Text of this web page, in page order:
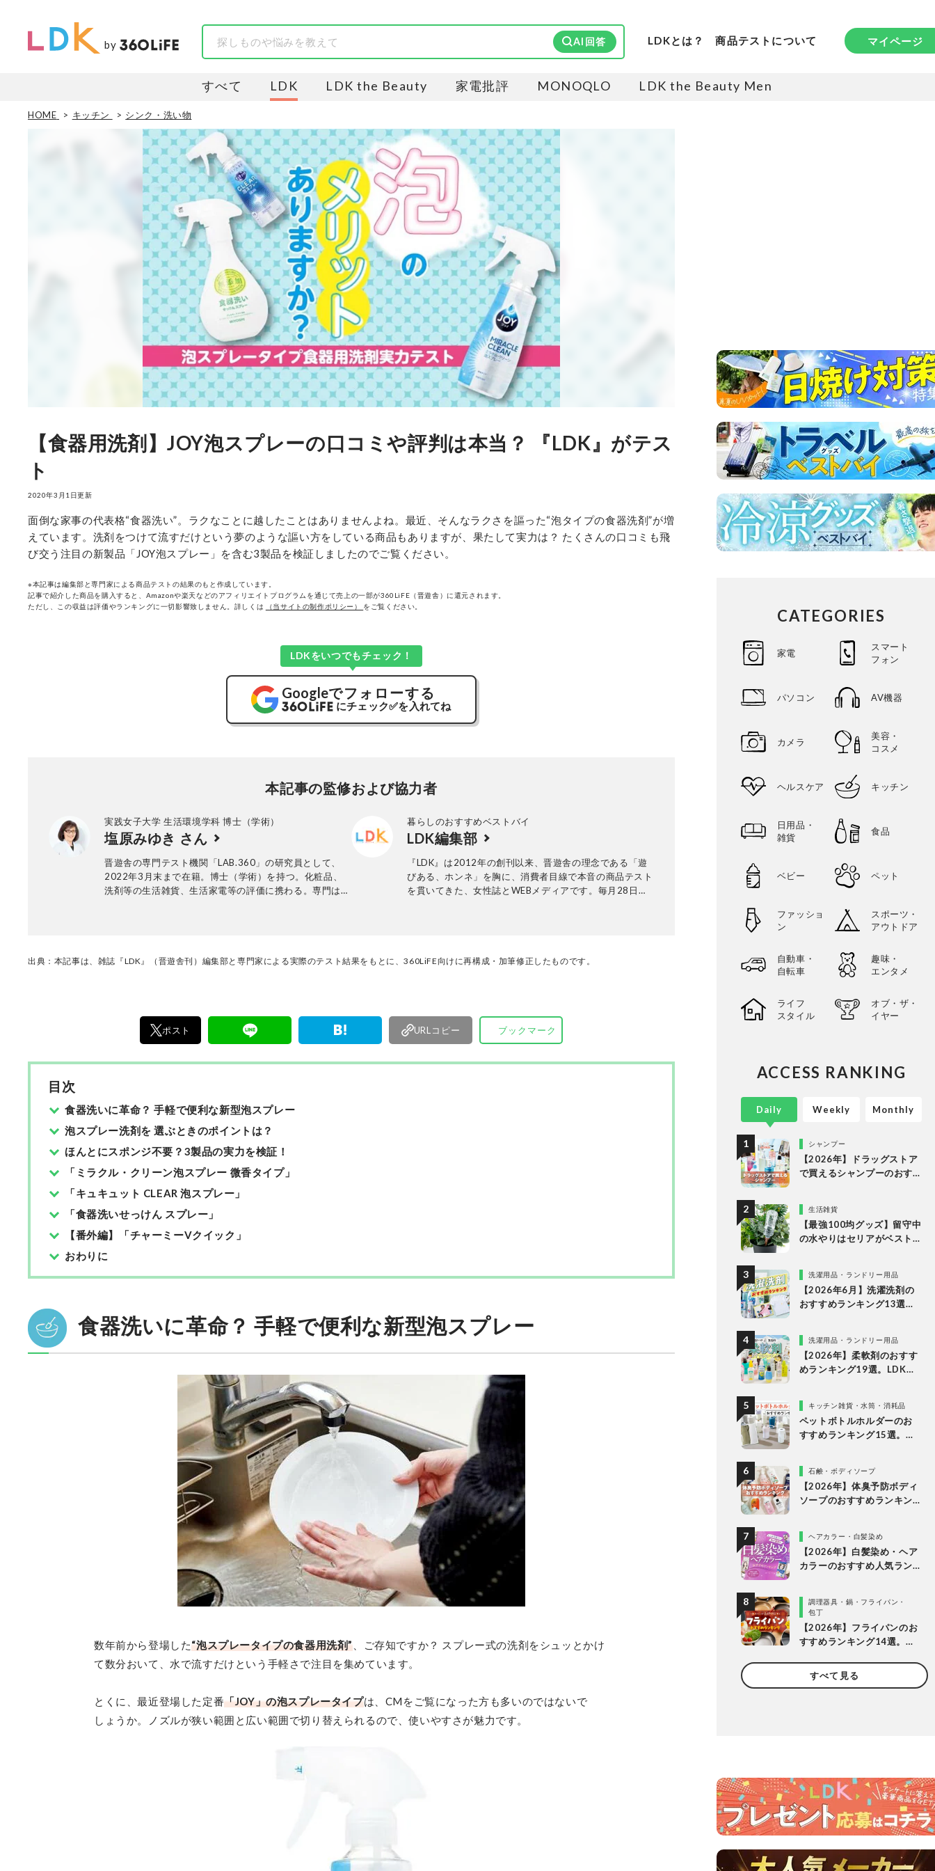
by AI回答 LDKとは？ 商品テストについて マイページ
すべて LDK LDK the Beauty 家電批評 MONOQLO LDK the Beauty Men
HOME キッチン シンク・洗い物
【食器用洗剤】JOY泡スプレーの口コミや評判は本当？ 『LDK』がテス
ト
2020年3月1日更新
面倒な家事の代表格“食器洗い”。ラクなことに越したことはありませんよね。最近、そんなラクさを謳った“泡タイプの食器洗剤”が増
えています。洗剤をつけて流すだけという夢のような謳い方をしている商品もありますが、果たして実力は？ たくさんの口コミも飛
び交う注目の新製品「JOY泡スプレー」を含む3製品を検証しましたのでご覧ください。
※本記事は編集部と専門家による商品テストの結果のもと作成しています。
記事で紹介した商品を購入すると、Amazonや楽天などのアフィリエイトプログラムを通じて売上の一部が360LiFE（晋遊舎）に還元されます。
ただし、この収益は評価やランキングに一切影響致しません。詳しくは
（当サイトの制作ポリシー） をご覧ください。
LDKをいつでもチェック！
Googleでフォローする
にチェック✅を入れてね
本記事の監修および協力者
実践女子大学 生活環境学科 博士（学術）
塩原みゆき さん
晋遊舎の専門テスト機関「LAB.360」の研究員として、
2022年3月末まで在籍。博士（学術）を持つ。化粧品、
洗剤等の生活雑貨、生活家電等の評価に携わる。専門は衣
暮らしのおすすめベストバイ
LDK編集部
『LDK』は2012年の創刊以来、晋遊舎の理念である「遊
びある、ホンネ」を胸に、消費者目線で本音の商品テスト
を貫いてきた、女性誌とWEBメディアです。毎月28日発
なたにお届け。編集長・高橋咲彩を中心に、11名以上の
出典：本記事は、雑誌『LDK』（晋遊舎刊）編集部と専門家による実際のテスト結果をもとに、360LiFE向けに再構成・加筆修正したものです。
ポスト URLコピー ブックマーク
目次
食器洗いに革命？ 手軽で便利な新型泡スプレー
泡スプレー洗剤を 選ぶときのポイントは？
ほんとにスポンジ不要？3製品の実力を検証！
「ミラクル・クリーン泡スプレー 微香タイプ」
「キュキュット CLEAR 泡スプレー」
「食器洗いせっけん スプレー」
【番外編】「チャーミーVクイック」
おわりに
食器洗いに革命？ 手軽で便利な新型泡スプレー
数年前から登場した“泡スプレータイプの食器用洗剤” 、ご存知ですか？ スプレー式の洗剤をシュッとかけ
て数分おいて、水で流すだけという手軽さで注目を集めています。
とくに、最近登場した定番「JOY」の泡スプレータイプは、CMをご覧になった方も多いのではないで
しょうか。ノズルが狭い範囲と広い範囲で切り替えられるので、使いやすさが魅力です。
CATEGORIES
家電
スマート
フォン
パソコン AV機器
カメラ
美容・
コスメ
ヘルスケア キッチン
日用品・
雑貨
食品
ベビー ペット
ファッショ
ン
スポーツ・
アウトドア
自動車・
自転車
趣味・
エンタメ
ライフ
スタイル
オブ・ザ・
イヤー
ACCESS RANKING
Daily
シャンプー
【2026年】ドラッグストア
で買えるシャンプーのおす
比較生活雑貨
【最強100均グッズ】留守中
の水やりはセリアがベスト
洗濯用品・ランドリー用品
【2026年6月】洗濯洗剤の
おすすめランキング13選。
検証洗濯用品・ランドリー用品
【2026年】柔軟剤のおすす
めランキング19選。LDKが
キッチン雑貨・水筒・消耗品
ペットボトルホルダーのお
すすめランキング15選。
石鹸・ボディソープ
【2026年】体臭予防ボディ
ソープのおすすめランキン
ヘアカラー・白髪染め
【2026年】白髪染め・ヘア
カラーのおすすめ人気ラン
に比較
調理器具・鍋・フライパン・
包丁
【2026年】フライパンのお
すすめランキング14選。
品を探して徹底比較
すべて見る
Weekly Monthly